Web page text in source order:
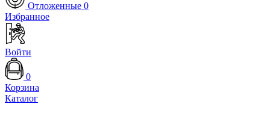
Отложенные 0
Избранное
Войти
0
Корзина
Каталог